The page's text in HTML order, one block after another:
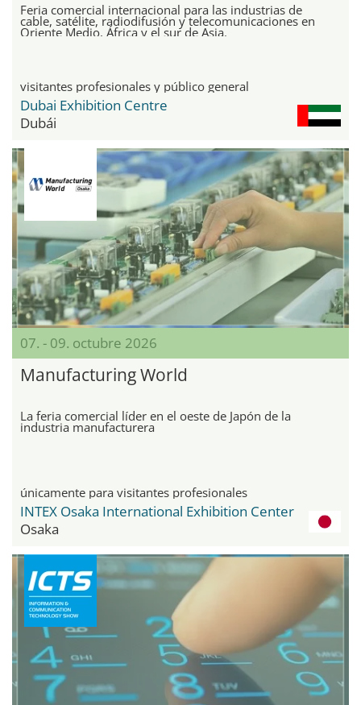
Feria comercial internacional para las industrias de
cable, satélite, radiodifusión y telecomunicaciones en
Oriente Medio, África y el sur de Asia.
visitantes profesionales y público general
Dubai Exhibition Centre
Dubái
07. - 09. octubre 2026
Manufacturing World
La feria comercial líder en el oeste de Japón de la
industria manufacturera
únicamente para visitantes profesionales
INTEX Osaka International Exhibition Center
Osaka